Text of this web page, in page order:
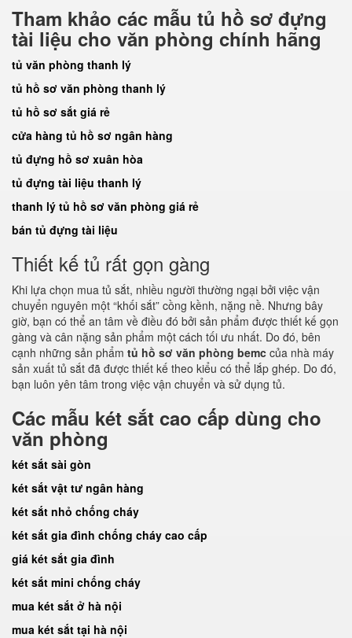
Tham khảo các mẫu tủ hồ sơ đựng
tài liệu cho văn phòng chính hãng
tủ văn phòng thanh lý
tủ hồ sơ văn phòng thanh lý
tủ hồ sơ sắt giá rẻ
cửa hàng tủ hồ sơ ngân hàng
tủ đựng hồ sơ xuân hòa
tủ đựng tài liệu thanh lý
thanh lý tủ hồ sơ văn phòng giá rẻ
bán tủ đựng tài liệu
Thiết kế tủ rất gọn gàng
Khi lựa chọn mua tủ sắt, nhiều người thường ngại bởi việc vận
chuyển nguyên một “khối sắt” cồng kềnh, nặng nề. Nhưng bây
giờ, bạn có thể an tâm về điều đó bởi sản phẩm được thiết kế gọn
gàng và cân nặng sản phẩm một cách tối ưu nhất. Do đó, bên
cạnh những sản phẩm tủ hồ sơ văn phòng bemc của nhà máy
sản xuất tủ sắt đã được thiết kế theo kiểu có thể lắp ghép. Do đó,
bạn luôn yên tâm trong việc vận chuyển và sử dụng tủ.
Các mẫu két sắt cao cấp dùng cho
văn phòng
két sắt sài gòn
két sắt vật tư ngân hàng
két sắt nhỏ chống cháy
két sắt gia đình chống cháy cao cấp
giá két sắt gia đình
két sắt mini chống cháy
mua két sắt ở hà nội
mua két sắt tại hà nội